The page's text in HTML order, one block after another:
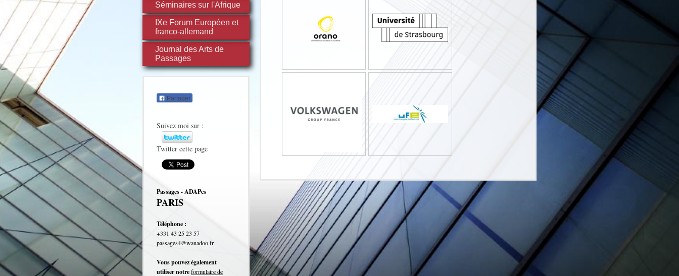
Séminaires sur l'Afrique
IXe Forum Européen et
franco-allemand
Journal des Arts de
Passages
Partager
Suivez moi sur :
Twitter cette page
Passages - ADAPes
PARIS
Téléphone :
+331 43 25 23 57
passages4@wanadoo.fr
Vous pouvez également
utiliser notreformulaire de